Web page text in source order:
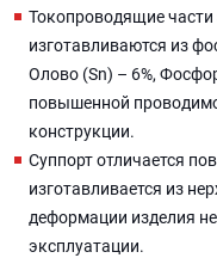
Токопроводящие
изготавливаются из
Олово (Sn) – 6%,
повышенной
конструкции.
Суппорт отличается
изготавливается из
деформации изделия
эксплуатации.